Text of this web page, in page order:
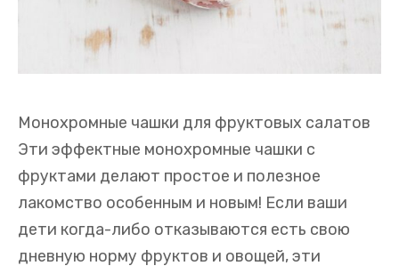
Монохромные чашки для фруктовых салатов
Эти эффектные монохромные чашки с
фруктами делают простое и полезное
лакомство особенным и новым! Если ваши
дети когда-либо отказываются есть свою
дневную норму фруктов и овощей, эти